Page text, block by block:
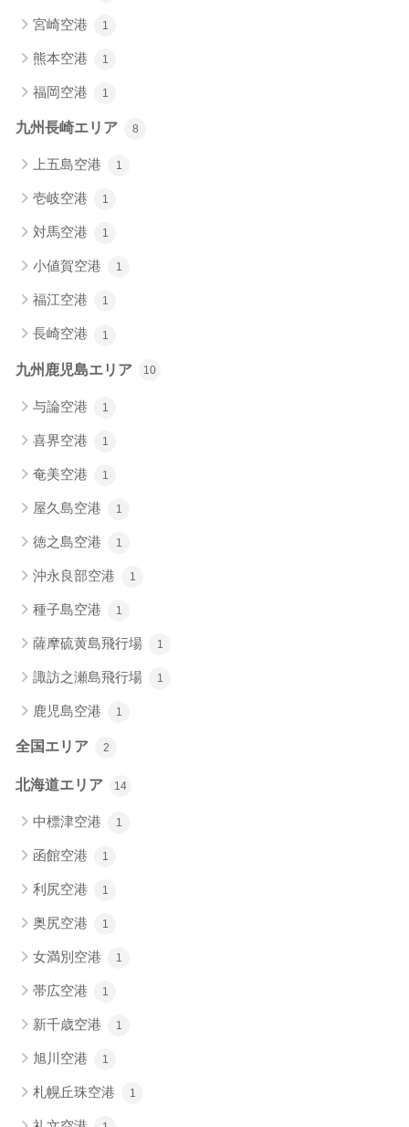
宮崎空港 1
熊本空港 1
福岡空港 1
九州長崎エリア 8
上五島空港 1
壱岐空港 1
対馬空港 1
小値賀空港 1
福江空港 1
長崎空港 1
九州鹿児島エリア 10
与論空港 1
喜界空港 1
奄美空港 1
屋久島空港 1
徳之島空港 1
沖永良部空港 1
種子島空港 1
薩摩硫黄島飛行場 1
諏訪之瀬島飛行場 1
鹿児島空港 1
全国エリア 2
北海道エリア 14
中標津空港 1
函館空港 1
利尻空港 1
奥尻空港 1
女満別空港 1
帯広空港 1
新千歳空港 1
旭川空港 1
札幌丘珠空港 1